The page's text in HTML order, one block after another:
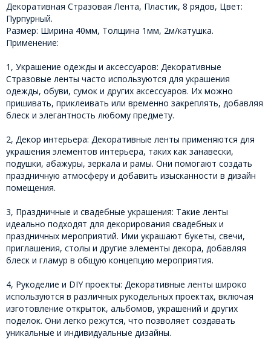
Декоративная Стразовая Лента, Пластик, 8 рядов, Цвет:
Пурпурный.
Размер: Ширина 40мм, Толщина 1мм, 2м/катушка.
Применение:
1, Украшение одежды и аксессуаров: Декоративные
Стразовые ленты часто используются для украшения
одежды, обуви, сумок и других аксессуаров. Их можно
пришивать, приклеивать или временно закреплять, добавляя
блеск и элегантность любому предмету.
2, Декор интерьера: Декоративные ленты применяются для
украшения элементов интерьера, таких как занавески,
подушки, абажуры, зеркала и рамы. Они помогают создать
праздничную атмосферу и добавить изысканности в дизайн
помещения.
3, Праздничные и свадебные украшения: Такие ленты
идеально подходят для декорирования свадебных и
праздничных мероприятий. Ими украшают букеты, свечи,
приглашения, столы и другие элементы декора, добавляя
блеск и гламур в общую концепцию мероприятия.
4, Рукоделие и DIY проекты: Декоративные ленты широко
используются в различных рукодельных проектах, включая
изготовление открыток, альбомов, украшений и других
поделок. Они легко режутся, что позволяет создавать
уникальные и индивидуальные дизайны.